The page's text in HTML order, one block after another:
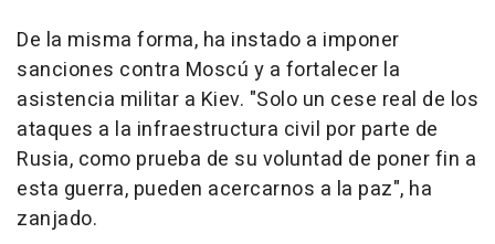
De la misma forma, ha instado a imponer
sanciones contra Moscú y a fortalecer la
asistencia militar a Kiev. "Solo un cese real de los
ataques a la infraestructura civil por parte de
Rusia, como prueba de su voluntad de poner fin a
esta guerra, pueden acercarnos a la paz", ha
zanjado.